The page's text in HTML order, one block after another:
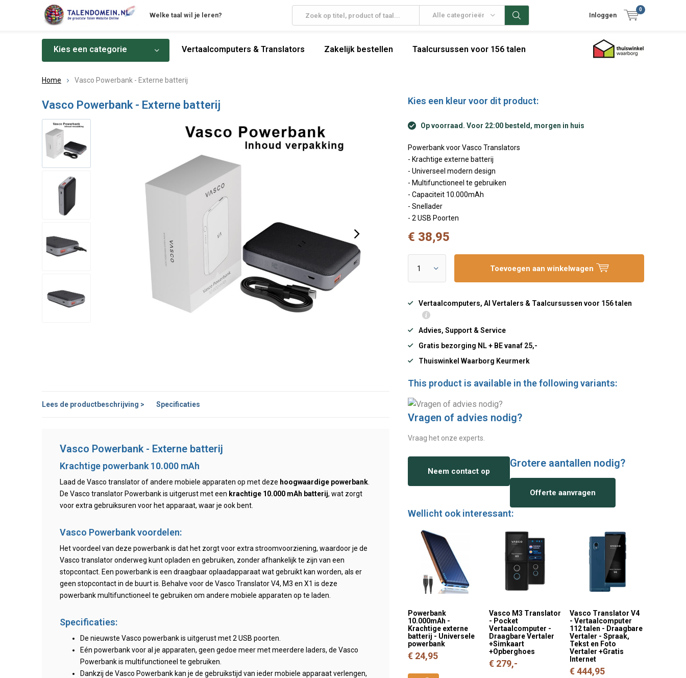
Welke taal wil je leren? Alle categorieën Inloggen
0
Kies een categorie Vertaalcomputers & Translators Zakelijk bestellen Taalcursussen voor 156 talen
Home Vasco Powerbank - Externe batterij
Vasco Powerbank - Externe batterij Kies een kleur voor dit product:
Op voorraad. Voor 22:00 besteld, morgen in huis
Powerbank voor Vasco Translators
- Krachtige externe batterij
- Universeel modern design
- Multifunctioneel te gebruiken
- Capaciteit 10.000mAh
- Snellader
- 2 USB Poorten
€ 38,95
Toevoegen aan winkelwagen
Vertaalcomputers, AI Vertalers & Taalcursussen voor 156 talen
Advies, Support & Service
Gratis bezorging NL + BE vanaf 25,-
Thuiswinkel Waarborg Keurmerk
This product is available in the following variants:
Lees de productbeschrijving > Specificaties
Vasco Powerbank - Externe batterij
Krachtige powerbank 10.000 mAh
Laad de Vasco translator of andere mobiele apparaten op met deze hoogwaardige powerbank
De Vasco translator Powerbank is uitgerust met een krachtige 10.000 mAh batterij, wat zorgt
voor extra gebruiksuren voor het apparaat, waar je ook bent.
Vasco Powerbank voordelen:
Het voordeel van deze powerbank is dat het zorgt voor extra stroomvoorziening, waardoor je de
Vasco translator onderweg kunt opladen en gebruiken, zonder afhankelijk te zijn van een
stopcontact. Een powerbank is een draagbaar oplaadapparaat wat gebruikt kan worden, als er
geen stopcontact in de buurt is. Behalve voor de Vasco Translator V4, M3 en X1 is deze
powerbank multifunctioneel te gebruiken om andere mobiele apparaten op te laden.
Specificaties:
De nieuwste Vasco powerbank is uitgerust met 2 USB poorten.
Eén powerbank voor al je apparaten, geen gedoe meer met meerdere laders, de Vasco
Powerbank is multifunctioneel te gebruiken.
Dankzij de Vasco Powerbank kan je de gebruikstijd van ieder mobiele apparaat verlengen,
Vragen of advies nodig?
Vraag het onze experts.
Neem contact op
Grotere aantallen nodig?
Offerte aanvragen
Wellicht ook interessant:
Powerbank
10.000mAh -
Krachtige externe
batterij - Universele
powerbank
€ 24,95
Vasco M3 Translator
- Pocket
Vertaalcomputer -
Draagbare Vertaler
+Simkaart
+Opberghoes
€ 279,-
Vasco Translator V4
- Vertaalcomputer
112 talen - Draagbare
Vertaler - Spraak,
Tekst en Foto
Vertaler +Gratis
Internet
€ 444,95